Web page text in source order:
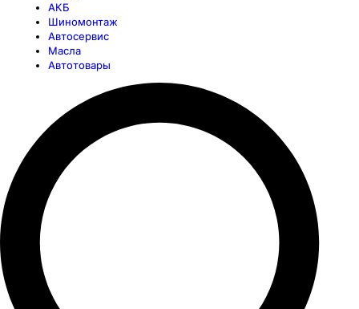
АКБ
Шиномонтаж
Автосервис
Масла
Автотовары